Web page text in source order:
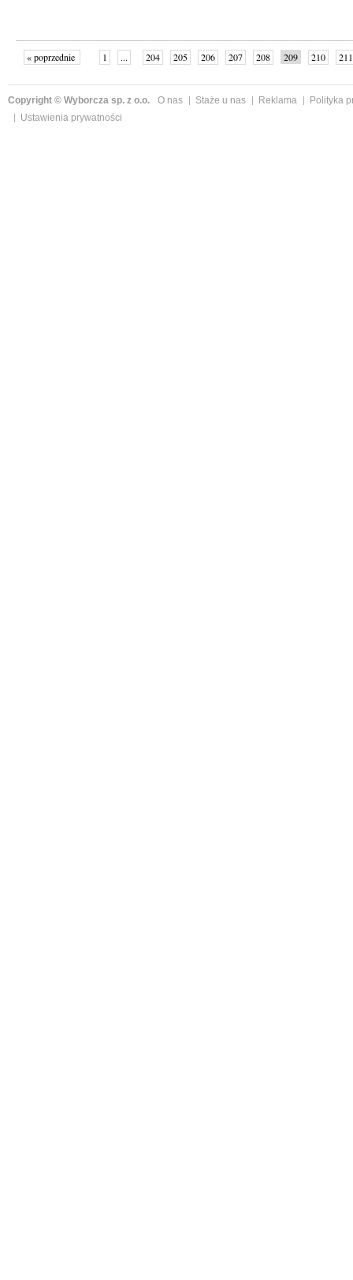
« poprzednie 1 ... 204 205 206 207 208 209 210
211
Copyright © Wyborcza sp. z o.o. O nas Staże u nas Reklama
Polityka
Ustawienia prywatności